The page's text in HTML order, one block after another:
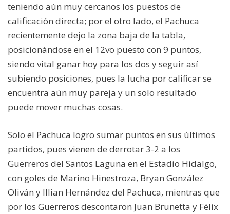
teniendo aún muy cercanos los puestos de
calificación directa; por el otro lado, el Pachuca
recientemente dejo la zona baja de la tabla,
posicionándose en el 12vo puesto con 9 puntos,
siendo vital ganar hoy para los dos y seguir así
subiendo posiciones, pues la lucha por calificar se
encuentra aún muy pareja y un solo resultado
puede mover muchas cosas.
Solo el Pachuca logro sumar puntos en sus últimos
partidos, pues vienen de derrotar 3-2 a los
Guerreros del Santos Laguna en el Estadio Hidalgo,
con goles de Marino Hinestroza, Bryan González
Oliván y Illian Hernández del Pachuca, mientras que
por los Guerreros descontaron Juan Brunetta y Félix